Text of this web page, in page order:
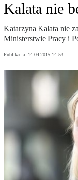
Kalata nie
Katarzyna Kalata nie
Ministerstwie Pracy i
Publikacja: 14.04.2015 14:53